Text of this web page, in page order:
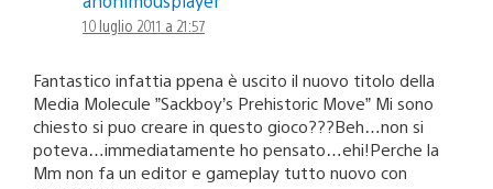
10 luglio 2011 a 21:57
Fantastico infattia ppena è uscito il nuovo titolo della
Media Molecule ”Sackboy’s Prehistoric Move” Mi sono
chiesto si puo creare in questo gioco???Beh…non si
poteva…immediatamente ho pensato…ehi!Perche la
Mm non fa un editor e gameplay tutto nuovo con